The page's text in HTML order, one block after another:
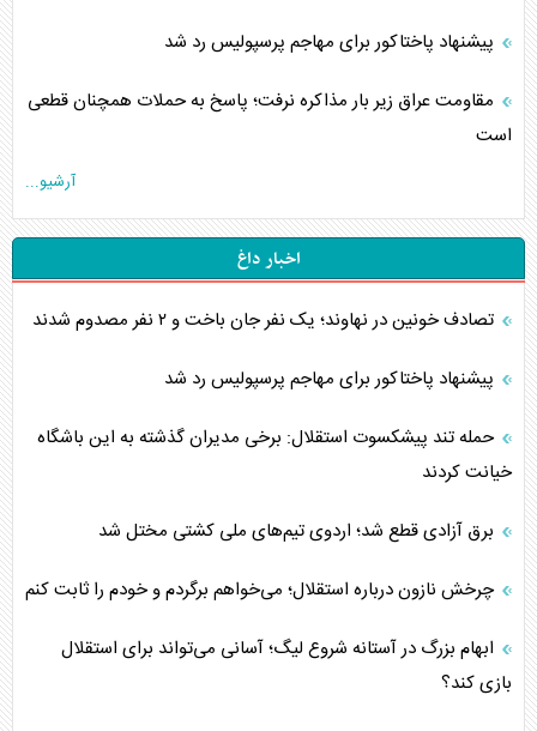
پیشنهاد پاختاکور برای مهاجم پرسپولیس رد شد
مقاومت عراق زیر بار مذاکره نرفت؛ پاسخ به حملات همچنان قطعی
است
آرشیو...
اخبار داغ
تصادف خونین در نهاوند؛ یک نفر جان باخت و ۲ نفر مصدوم شدند
پیشنهاد پاختاکور برای مهاجم پرسپولیس رد شد
حمله تند پیشکسوت استقلال: برخی مدیران گذشته به این باشگاه
خیانت کردند
برق آزادی قطع شد؛ اردوی تیم‌های ملی کشتی مختل شد
چرخش نازون درباره استقلال؛ می‌خواهم برگردم و خودم را ثابت کنم
ابهام بزرگ در آستانه شروع لیگ؛ آسانی می‌تواند برای استقلال
بازی کند؟